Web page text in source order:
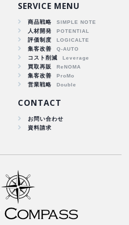
SERVICE MENU
商品戦略
人材開発
評価制度
集客改善
コスト削減
買取再販
集客改善
営業戦略
CONTACT
お問い合わせ
資料請求